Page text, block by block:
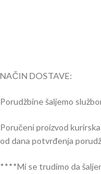
NAČIN DOSTAVE:
Porudžbine šaljemo
Poručeni proizvod
od dana potvrđenja
****Mi se trudimo da